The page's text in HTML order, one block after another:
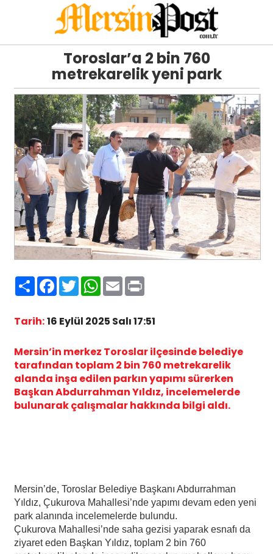
Toroslar’a 2 bin 760
metrekarelik yeni park
PaylaşFacebook
TwitterWhatsApp
EmailPrint
Tarih:16 Eylül 2025 Salı 17:51
Mersin’in merkez Toroslar ilçesinde belediye
tarafından toplam 2 bin 760 metrekarelik
alanda inşa edilen parkın yapımı sürerken
Başkan Abdurrahman Yıldız, incelemelerde
bulunarak çalışmalar hakkında bilgi aldı.
Mersin’de, Toroslar Belediye Başkanı Abdurrahman
Yıldız, Çukurova Mahallesi’nde yapımı devam eden yeni
park alanında incelemelerde bulundu.
Çukurova Mahallesi’nde saha gezisi yaparak esnafı da
ziyaret eden Başkan Yıldız, toplam 2 bin 760